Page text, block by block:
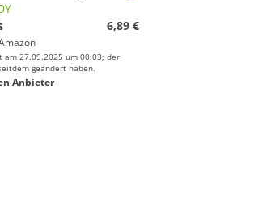
6,89 €
27.09.2025 um 00:03; der
geändert haben.
Anbieter